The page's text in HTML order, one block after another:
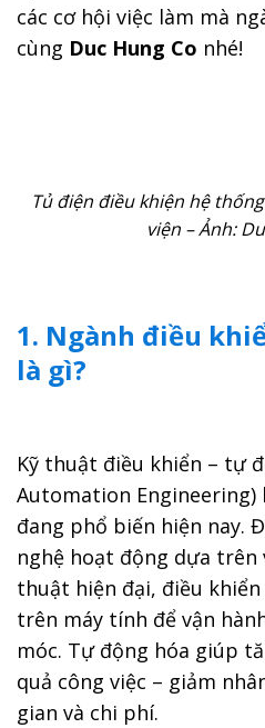
các cơ hội việc làm mà
cùng Duc Hung Co nhé!
Tủ điện điều khiện hệ
viện – Ảnh:
1. Ngành điều
là gì?
Kỹ thuật điều khiển – tự
Automation Engineering)
đang phổ biến hiện nay.
nghệ hoạt động dựa trên
thuật hiện đại, điều
trên máy tính để vận
móc. Tự động hóa giúp
quả công việc – giảm
gian và chi phí.